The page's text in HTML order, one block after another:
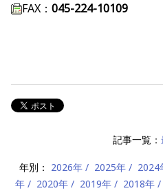
FAX： 045-224-10109
記事一覧：
年別： 2026年 2025年 2024
年
2020年 2019年 2018年